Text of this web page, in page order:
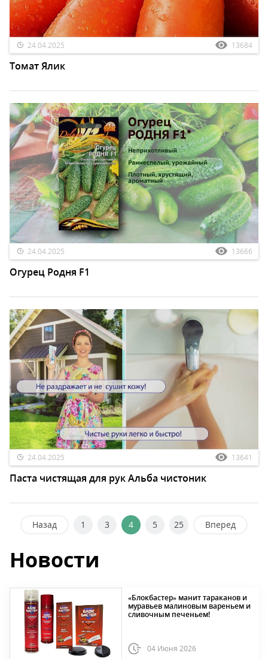
24.04.2025 13684
Томат Ялик
24.04.2025 13666
Огурец Родня F1
24.04.2025 13641
Паста чистящая для рук Альба чистоник
Назад 1 3 4 5 25 Вперед
Новости
«Блокбастер» манит тараканов и
муравьев малиновым вареньем и
сливочным печеньем!
04 Июня 2026